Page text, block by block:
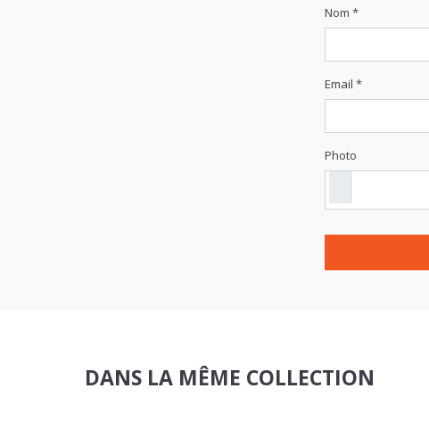
Nom *
Email *
Photo
DANS LA MÊME COLLECTION